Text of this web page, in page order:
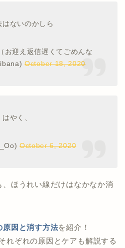
ないのかしら
迎え返信遅くてごめんな
October 18, 2020
やく、
October 6, 2020
ほうれい線だけはなかなか消
原因と消す方法を紹介！
れぞれの原因とケアも解説する